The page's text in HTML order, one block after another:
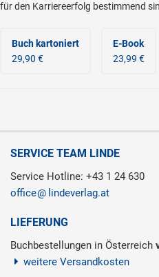
für den Karriereerfolg bestimmend
Buch kartoniert
29,90 €
E-Book
23,99 €
SERVICE TEAM LINDE
Service Hotline: +43 1 24 630
office
lindeverlag.at
LIEFERUNG
Buchbestellungen in Österreich
weitere Versandkosten